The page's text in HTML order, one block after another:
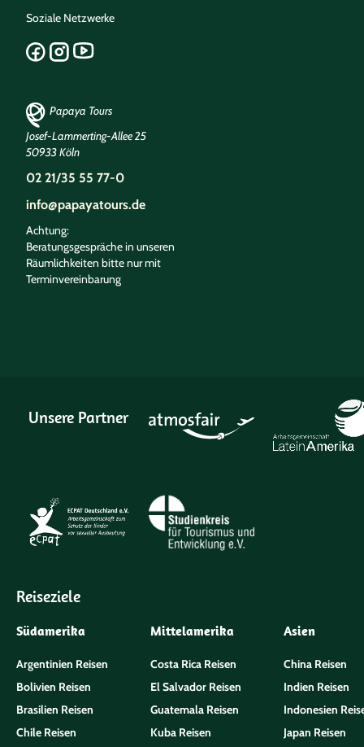
Soziale Netzwerke
Papaya Tours
Josef-Lammerting-Allee 25
50933 Köln
02 21/35 55 77-0
info@papayatours.de
Achtung:
Beratungsgespräche in unseren
Räumlichkeiten bitte nur mit
Terminvereinbarung
Unsere Partner
Reiseziele
Südamerika
Argentinien Reisen
Bolivien Reisen
Brasilien Reisen
Chile Reisen
Mittelamerika
Costa Rica Reisen
El Salvador Reisen
Guatemala Reisen
Kuba Reisen
Asien
China Reisen
Indien Reisen
Indonesien
Japan Reisen